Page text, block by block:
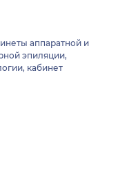
аппаратной и
эпиляции,
кабинет